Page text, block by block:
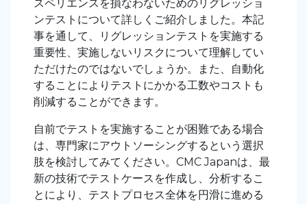
スペリエンスを損なわないためのリグレッショ
ンテストについて詳しくご紹介しました。本記
事を通して、リグレッションテストを実施する
重要性、実施しないリスクについて理解してい
ただけたのではないでしょうか。また、自動化
することによりテストにかかる工数やコストも
削減することができます。
自前でテストを実施することが困難である場合
は、専門家にアウトソーシングするという選択
肢を検討してみてください。CMC Japanは、最
新の技術でテストケースを作成し、分析するこ
とにより、テストプロセス全体を円滑に進める